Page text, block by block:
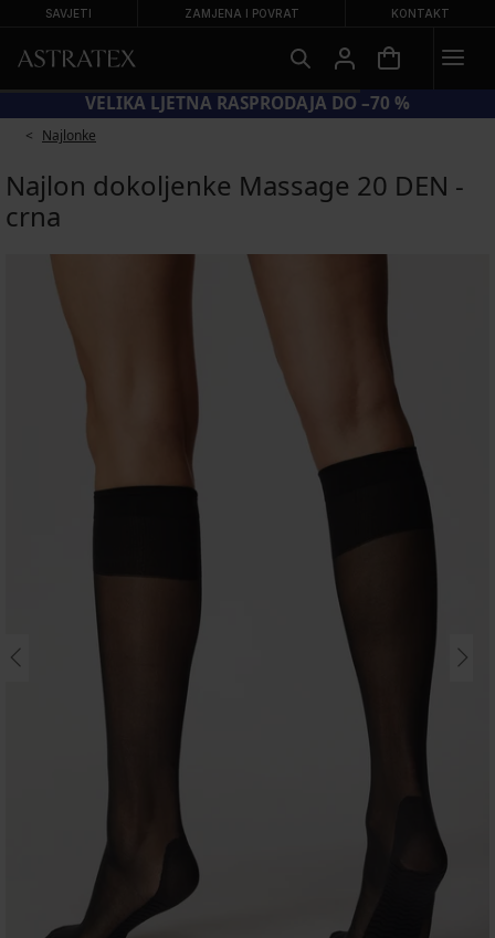
SAVJETI ZAMJENA I POVRAT KONTAKT
VELIKA LJETNA RASPRODAJA DO –70 %
Najlonke
Najlon dokoljenke Massage 20 DEN -
crna